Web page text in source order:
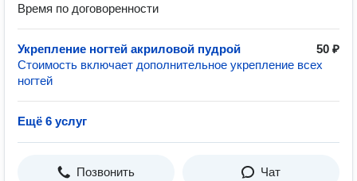
Время по договоренности
Укрепление ногтей акриловой пудрой
50 ₽
Стоимость включает дополнительное укрепление всех
ногтей
Ещё 6 услуг
Позвонить Чат